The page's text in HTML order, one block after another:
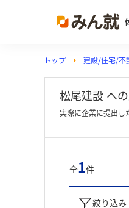
トップ 建設/住宅/不
松尾建設 へ
実際に企業に提出し
全1件
絞り込み